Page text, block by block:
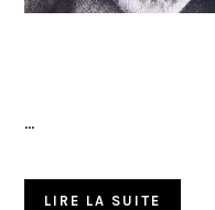
…
LIRE LA SUITE